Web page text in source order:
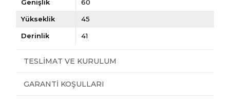
Genişlik 60
Yükseklik 45
Derinlik 41
TESLIMAT VE KURULUM
GARANTI KOŞULLARI